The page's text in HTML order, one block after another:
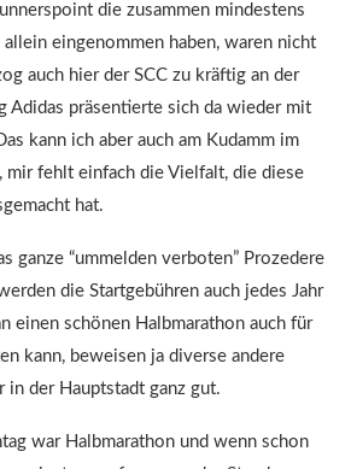
die zusammen mindestens
eingenommen haben, waren nicht
auch hier der SCC zu kräftig an der
Adidas präsentierte sich da wieder mit
kann ich aber auch am Kudamm im
mir fehlt einfach die Vielfalt, die diese
hat.
ganze “ummelden verboten” Prozedere
die Startgebühren auch jedes Jahr
einen schönen Halbmarathon auch für
kann, beweisen ja diverse andere
in der Hauptstadt ganz gut.
war Halbmarathon und wenn schon